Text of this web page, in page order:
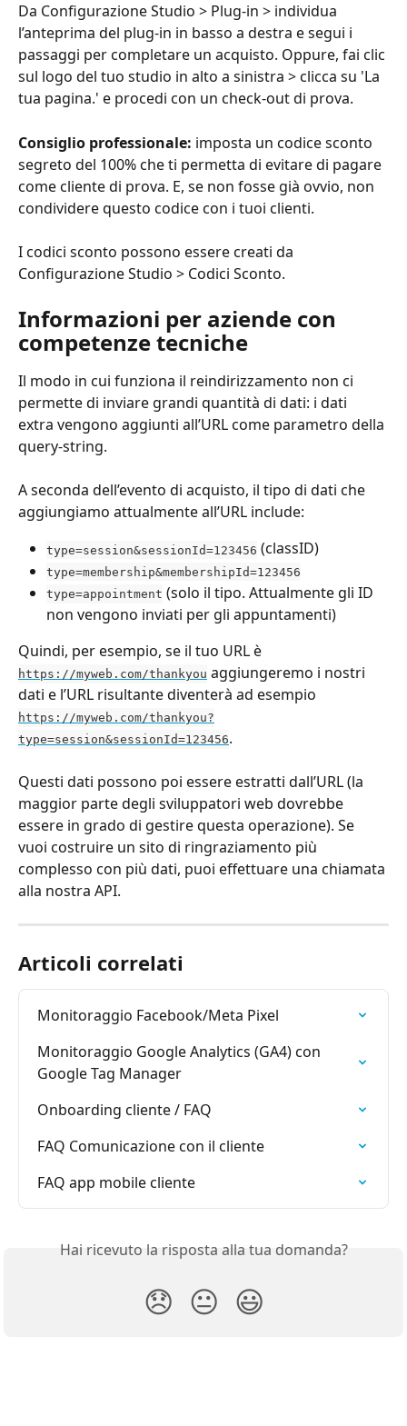
Da Configurazione Studio > Plug-in > individua
l’anteprima del plug-in in basso a destra e segui i
passaggi per completare un acquisto. Oppure, fai clic
sul logo del tuo studio in alto a sinistra > clicca su 'La
tua pagina.' e procedi con un check-out di prova.
Consiglio professionale: imposta un codice sconto
segreto del 100% che ti permetta di evitare di pagare
come cliente di prova. E, se non fosse già ovvio, non
condividere questo codice con i tuoi clienti.
I codici sconto possono essere creati da
Configurazione Studio > Codici Sconto.
Informazioni per aziende con
competenze tecniche
Il modo in cui funziona il reindirizzamento non ci
permette di inviare grandi quantità di dati: i dati
extra vengono aggiunti all’URL come parametro della
query-string.
A seconda dell’evento di acquisto, il tipo di dati che
aggiungiamo attualmente all’URL include:
type=session&sessionId=123456 (classID)
type=membership&membershipId=123456
type=appointment (solo il tipo. Attualmente gli ID
non vengono inviati per gli appuntamenti)
Quindi, per esempio, se il tuo URL è
https://myweb.com/thankyou aggiungeremo i nostri
dati e l’URL risultante diventerà ad esempio
https://myweb.com/thankyou?
type=session&sessionId=123456.
Questi dati possono poi essere estratti dall’URL (la
maggior parte degli sviluppatori web dovrebbe
essere in grado di gestire questa operazione). Se
vuoi costruire un sito di ringraziamento più
complesso con più dati, puoi effettuare una chiamata
alla nostra API.
Articoli correlati
Monitoraggio Facebook/Meta Pixel
Monitoraggio Google Analytics (GA4) con
Google Tag Manager
Onboarding cliente / FAQ
FAQ Comunicazione con il cliente
FAQ app mobile cliente
Hai ricevuto la risposta alla tua domanda?
😞 😐 😃